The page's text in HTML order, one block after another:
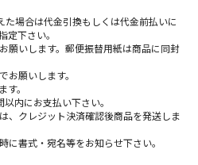
場合は代金引換もしくは代金前払いに
定下さい。
願いします。郵便振替用紙は商品に同封
願いします。
。
内にお支払い下さい。
、クレジット決済確認後商品を発送しま
書式・宛名等をお知らせ下さい。